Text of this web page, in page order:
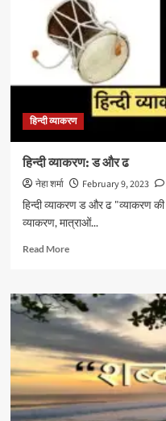
हिन्दी व्याकरण
हिन्दी व्याकरण: ड और ढ
नेहा शर्मा February 9, 2023
हिन्दी व्याकरण ड और ढ "व्याकरण
व्याकरण, मात्राओं...
Read MoreRead
हिन्दी
व्याकरण:
ड
ढ